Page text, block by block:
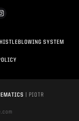
SYSTEM
| PIOTR